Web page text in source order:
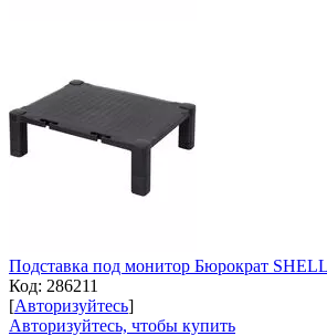
Подставка под монитор Бюрократ
Код: 286211
[Авторизуйтесь]
Авторизуйтесь, чтобы купить